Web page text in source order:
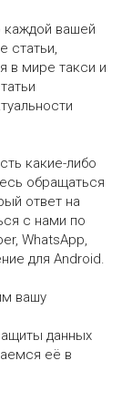
вашей
статьи,
в мире такси и
какие-либо
обращаться
ответ на
с нами по
WhatsApp,
для Android.
вашу
данных
её в